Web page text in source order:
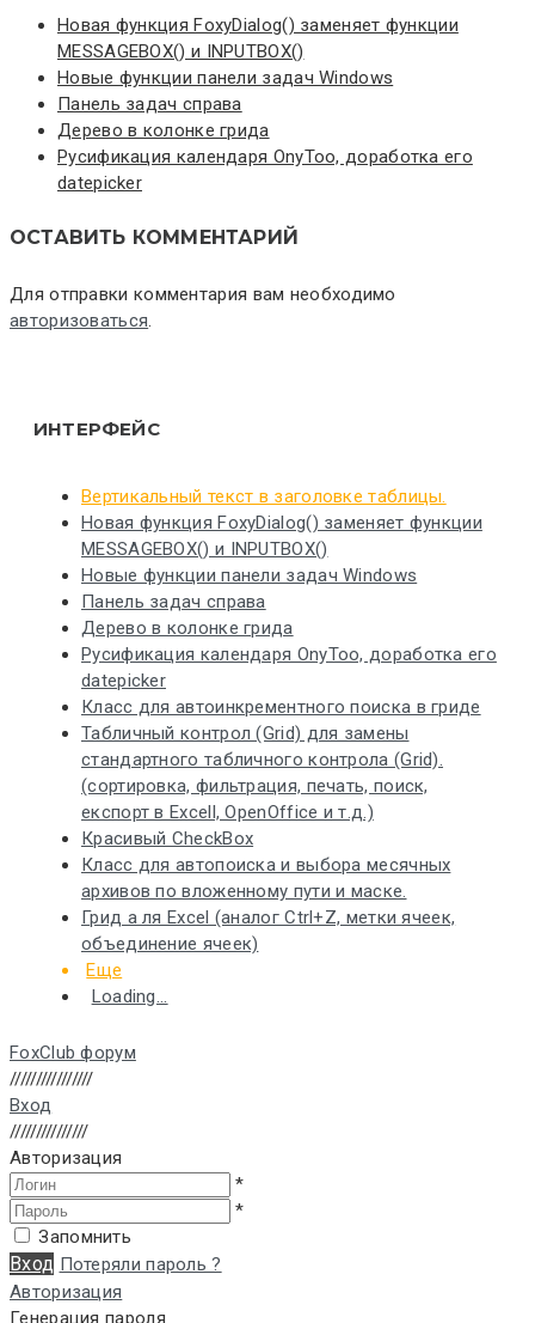
Новая функция FoxyDialog() заменяет функции
MESSAGEBOX() и INPUTBOX()
Новые функции панели задач Windows
Панель задач справа
Дерево в колонке грида
Русификация календаря OnyToo, доработка его
datepicker
ОСТАВИТЬ КОММЕНТАРИЙ
Для отправки комментария вам необходимо
авторизоваться.
ИНТЕРФЕЙС
Вертикальный текст в заголовке таблицы.
Новая функция FoxyDialog() заменяет функции
MESSAGEBOX() и INPUTBOX()
Новые функции панели задач Windows
Панель задач справа
Дерево в колонке грида
Русификация календаря OnyToo, доработка его
datepicker
Класс для автоинкрементного поиска в гриде
Табличный контрол (Grid) для замены
стандартного табличного контрола (Grid).
(сортировка, фильтрация, печать, поиск,
експорт в Excell, OpenOffice и т.д.)
Красивый CheckBox
Класс для автопоиска и выбора месячных
архивов по вложенному пути и маске.
Грид а ля Excel (аналог Ctrl+Z, метки ячеек,
объединение ячеек)
Еще
Loading...
FoxClub форум
////////////////
Вход
///////////////
Авторизация
*
*
Запомнить
Вход Потеряли пароль ?
Авторизация
Генерация пароля